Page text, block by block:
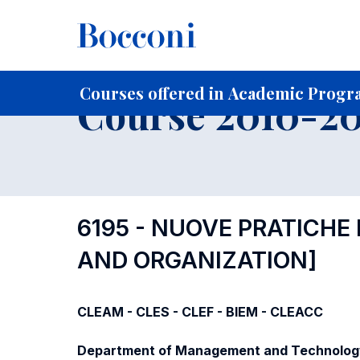
Courses offered in Academic
Home For current Students
Course 2010-
6195 - NUOVE
AND ORGANIZATION]
CLEAM - CLES - CLEF - BIEM - CLEACC
Department of Management and